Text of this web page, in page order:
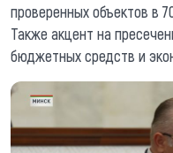
проверенных объектов в
Также акцент на
бюджетных средств и